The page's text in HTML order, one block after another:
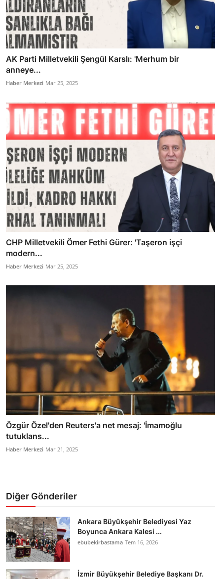
AK Parti Milletvekili Şengül Karslı: 'Merhum bir
anneye...
Haber Merkezi Mar 25, 2025
CHP Milletvekili Ömer Fethi Gürer: 'Taşeron işçi
modern...
Haber Merkezi Mar 25, 2025
Özgür Özel'den Reuters'a net mesaj: 'İmamoğlu
tutuklans...
Haber Merkezi Mar 21, 2025
Diğer Gönderiler
Ankara Büyükşehir Belediyesi Yaz
Boyunca Ankara Kalesi ...
ebubekirbastama Tem 16, 2026
İzmir Büyükşehir Belediye Başkanı Dr.